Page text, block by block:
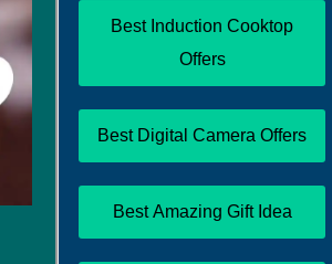
Best Induction Cooktop
Offers
Best Digital Camera Offers
Best Amazing Gift Idea